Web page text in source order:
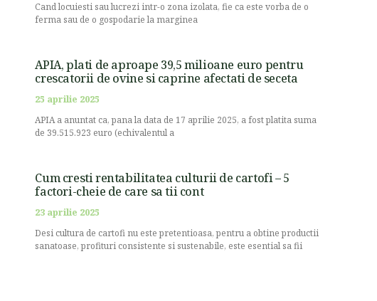
Cand locuiesti sau lucrezi intr-o zona izolata, fie ca este vorba de o
ferma sau de o gospodarie la marginea
APIA, plati de aproape 39,5 milioane euro pentru
crescatorii de ovine si caprine afectati de seceta
25 aprilie 2025
APIA a anuntat ca, pana la data de 17 aprilie 2025, a fost platita suma
de 39.515.923 euro (echivalentul a
Cum cresti rentabilitatea culturii de cartofi – 5
factori-cheie de care sa tii cont
23 aprilie 2025
Desi cultura de cartofi nu este pretentioasa, pentru a obtine productii
sanatoase, profituri consistente si sustenabile, este esential sa fii